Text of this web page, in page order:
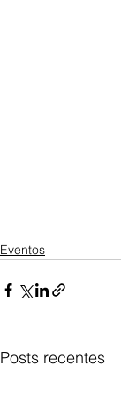
Eventos
Posts recentes